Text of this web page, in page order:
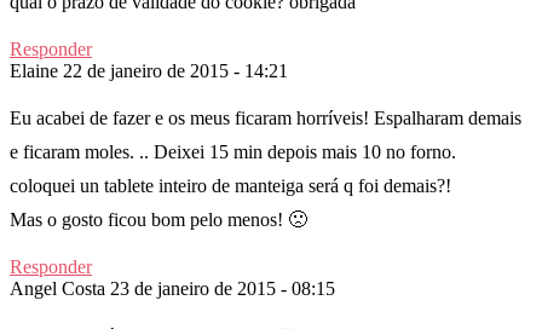
Responder
Elaine 22 de janeiro de 2015 - 14:21
Eu acabei de fazer e os meus ficaram horríveis! Espalharam demais
e ficaram moles. .. Deixei 15 min depois mais 10 no forno.
coloquei un tablete inteiro de manteiga será q foi demais?!
Mas o gosto ficou bom pelo menos! 🙁
Responder
Angel Costa 23 de janeiro de 2015 - 08:15